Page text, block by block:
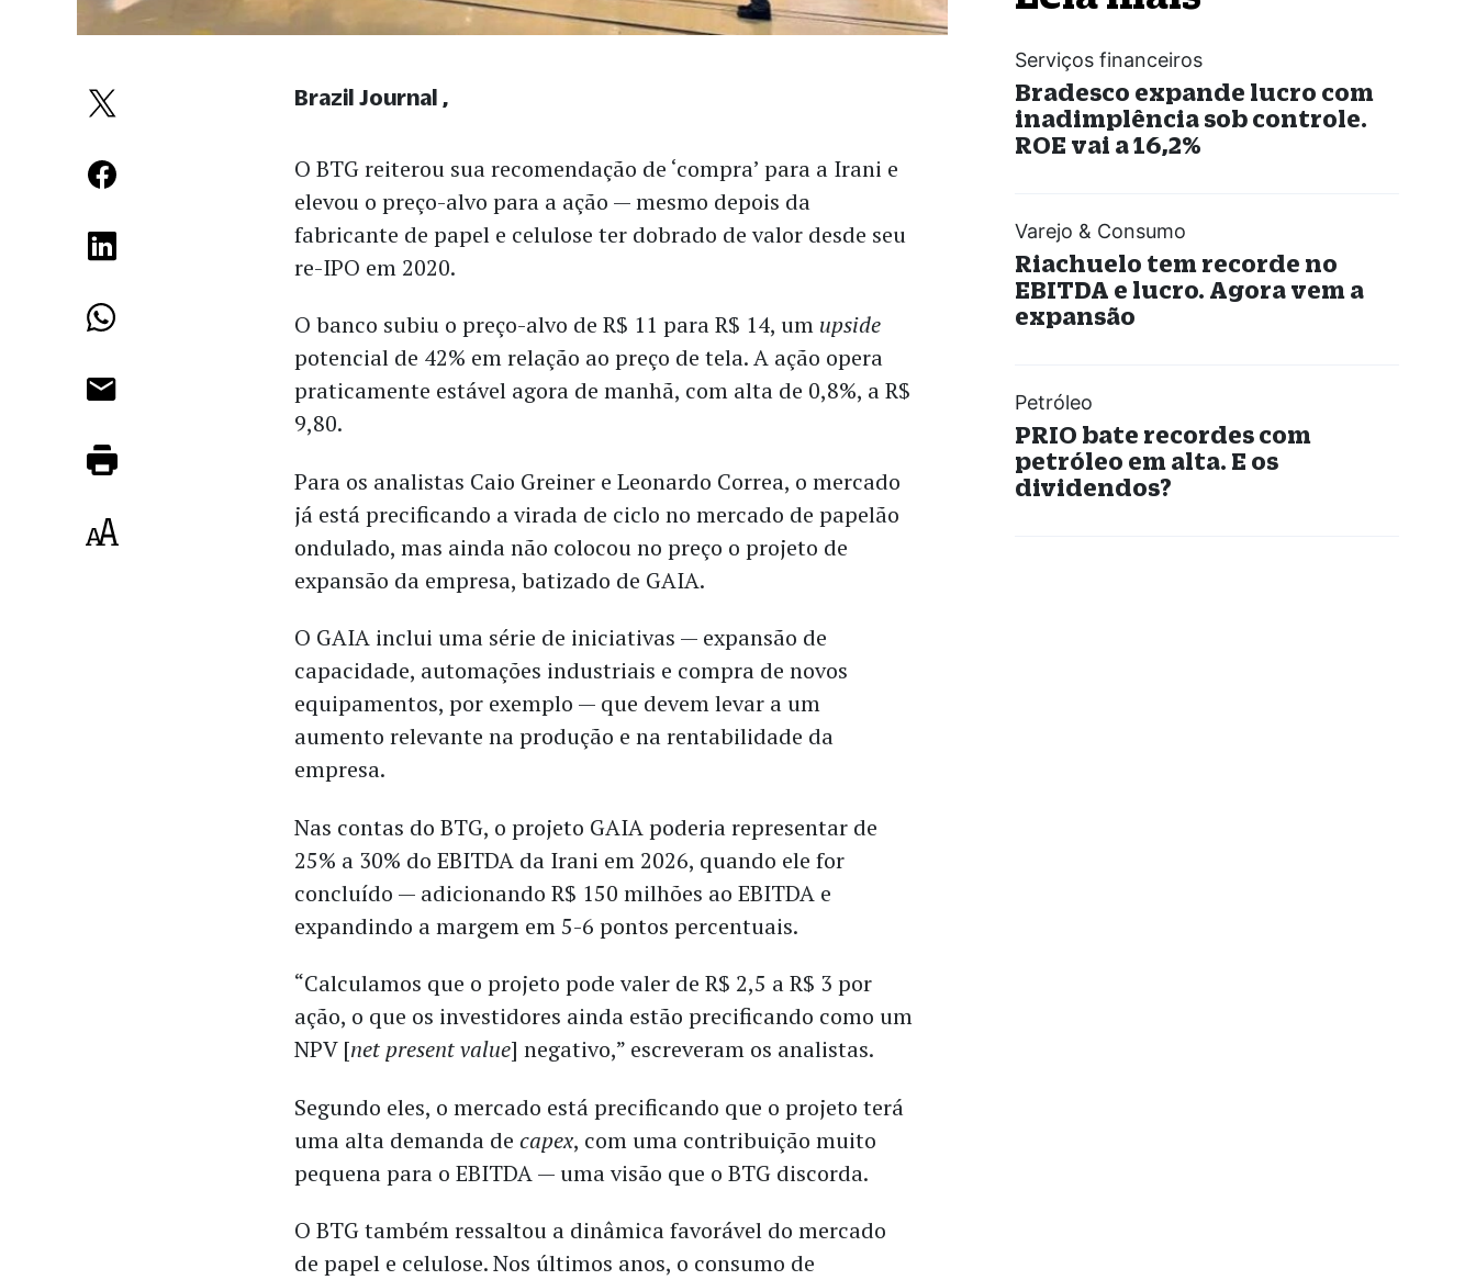
O BTG reiterou sua recomendação de ‘compra’ para a Irani e
elevou o preço-alvo para a ação — mesmo depois da
fabricante de papel e celulose ter dobrado de valor desde seu
re-IPO em 2020.
O banco subiu o preço-alvo de R$ 11 para R$ 14, um upside
potencial de 42% em relação ao preço de tela. A ação opera
praticamente estável agora de manhã, com alta de 0,8%, a R$
9,80.
Para os analistas Caio Greiner e Leonardo Correa, o mercado
já está precificando a virada de ciclo no mercado de papelão
ondulado, mas ainda não colocou no preço o projeto de
expansão da empresa, batizado de GAIA.
O GAIA inclui uma série de iniciativas — expansão de
capacidade, automações industriais e compra de novos
equipamentos, por exemplo — que devem levar a um
aumento relevante na produção e na rentabilidade da
empresa.
Nas contas do BTG, o projeto GAIA poderia representar de
25% a 30% do EBITDA da Irani em 2026, quando ele for
concluído — adicionando R$ 150 milhões ao EBITDA e
expandindo a margem em 5-6 pontos percentuais.
“Calculamos que o projeto pode valer de R$ 2,5 a R$ 3 por
ação, o que os investidores ainda estão precificando como um
NPV [net present value] negativo,” escreveram os analistas.
Segundo eles, o mercado está precificando que o projeto terá
uma alta demanda decapex, com uma contribuição muito
pequena para o EBITDA — uma visão que o BTG discorda.
O BTG também ressaltou a dinâmica favorável do mercado
de papel e celulose. Nos últimos anos, o consumo de
Brazil Journal
Serviços financeiros
Bradesco expande lucro com
inadimplência sob controle.
ROE vai a 16,2%
Varejo & Consumo
Riachuelo tem recorde no
EBITDA e lucro. Agora vem a
expansão
Petróleo
PRIO bate recordes com
petróleo em alta. E os
dividendos?